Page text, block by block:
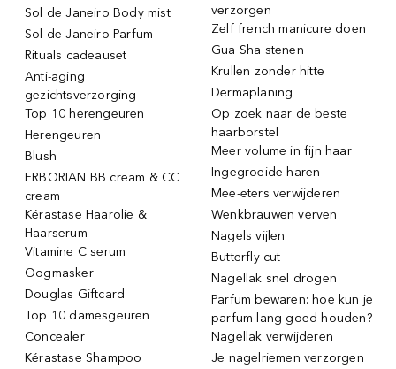
Sol de Janeiro Body mist
Sol de Janeiro Parfum
Rituals cadeauset
Anti-aging
gezichtsverzorging
Top 10 herengeuren
Herengeuren
Blush
ERBORIAN BB cream & CC
cream
Kérastase Haarolie &
Haarserum
Vitamine C serum
Oogmasker
Douglas Giftcard
Top 10 damesgeuren
Concealer
Kérastase Shampoo
verzorgen
Zelf french manicure doen
Gua Sha stenen
Krullen zonder hitte
Dermaplaning
Op zoek naar de beste
haarborstel
Meer volume in fijn haar
Ingegroeide haren
Mee-eters verwijderen
Wenkbrauwen verven
Nagels vijlen
Butterfly cut
Nagellak snel drogen
Parfum bewaren: hoe kun je
parfum lang goed houden?
Nagellak verwijderen
Je nagelriemen verzorgen